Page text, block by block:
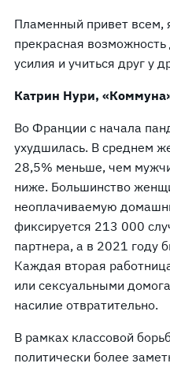
Пламенный привет всем,
прекрасная
усилия и учиться друг у
Катрин Нури,
Во Франции с начала
ухудшилась. В среднем
28,5% меньше, чем
ниже. Большинство
неоплачиваемую
фиксируется 213 000
партнера, а в 2021 году
Каждая вторая
или сексуальными
насилие отвратительно.
В рамках классовой
политически более